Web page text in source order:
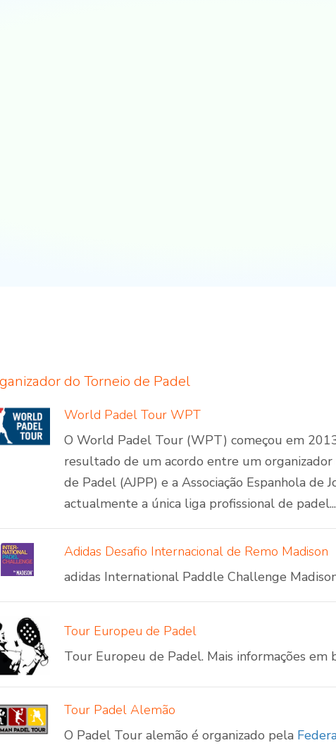
World Padel Tour WPT
O World Padel Tour (WPT) começou em
resultado de um acordo entre um organizador
de Padel (AJPP) e a Associação Espanhola de
actualmente a única liga profissional de padel...
Adidas Desafio Internacional de Remo Madison
adidas International Paddle Challenge
Tour Europeu de Padel
Tour Padel Alemão